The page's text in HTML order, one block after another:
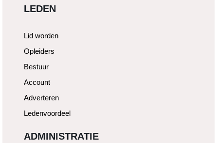
LEDEN
Lid worden
Opleiders
Bestuur
Account
Adverteren
Ledenvoordeel
ADMINISTRATIE